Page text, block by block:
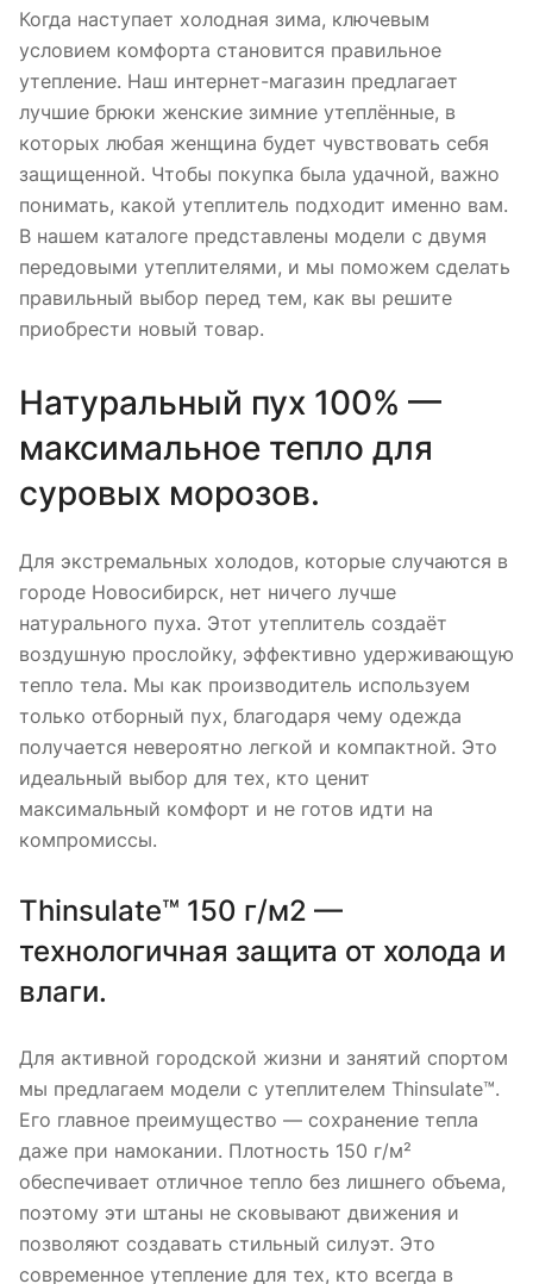
Когда наступает холодная зима, ключевым
условием комфорта становится правильное
утепление. Наш интернет-магазин предлагает
лучшие брюки женские зимние утеплённые, в
которых любая женщина будет чувствовать себя
защищенной. Чтобы покупка была удачной, важно
понимать, какой утеплитель подходит именно вам.
В нашем каталоге представлены модели с двумя
передовыми утеплителями, и мы поможем сделать
правильный выбор перед тем, как вы решите
приобрести новый товар.
Натуральный пух 100% —
максимальное тепло для
суровых морозов.
Для экстремальных холодов, которые случаются в
городе Новосибирск, нет ничего лучше
натурального пуха. Этот утеплитель создаёт
воздушную прослойку, эффективно удерживающую
тепло тела. Мы как производитель используем
только отборный пух, благодаря чему одежда
получается невероятно легкой и компактной. Это
идеальный выбор для тех, кто ценит
максимальный комфорт и не готов идти на
компромиссы.
Thinsulate™ 150 г/м2 —
технологичная защита от холода и
влаги.
Для активной городской жизни и занятий спортом
мы предлагаем модели с утеплителем Thinsulate™.
Его главное преимущество — сохранение тепла
даже при намокании. Плотность 150 г/м²
обеспечивает отличное тепло без лишнего объема,
поэтому эти штаны не сковывают движения и
позволяют создавать стильный силуэт. Это
современное утепление для тех, кто всегда в